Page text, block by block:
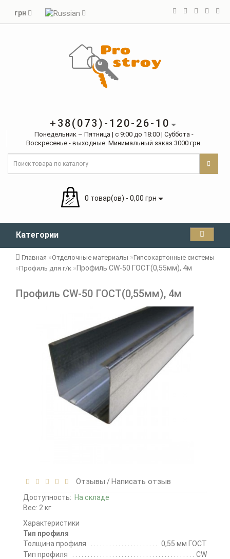
грн
+38(073)-120-26-10
Понедельник – Пятница | с 9:00 до 18:00 | Суббота -
Воскресенье - выходные. Минимальный заказ 3000 грн.
0 товар(ов) - 0,00 грн
Категории
Главная Отделочные материалы
Гипсокартонные системы
Профиль для г/к
Профиль CW-50 ГОСТ(0,55мм), 4м
Профиль CW-50 ГОСТ(0,55мм), 4м
Отзывы /Написать отзыв
Доступность: На складе
Вес: 2 кг
Характеристики
Тип профиля
Толщина профиля
0,55 мм ГОСТ
Тип профиля
CW